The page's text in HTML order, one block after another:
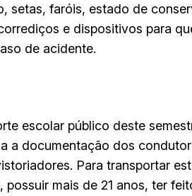
faróis, estado de
e dispositivos para
de acidente.
escolar público deste
a documentação dos
Para transportar
mais de 21 anos, ter